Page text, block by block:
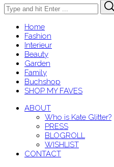
Home
Fashion
Interieur
Beauty
Garden
Family
Buchshop
SHOP MY FAVES
ABOUT
Who is Kate Glitter?
PRESS
BLOGROLL
WISHLIST
CONTACT